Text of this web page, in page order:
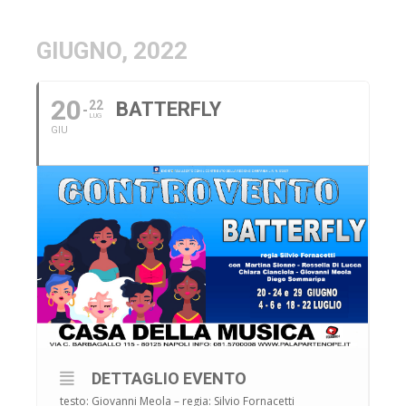
GIUGNO, 2022
20
GIU
22
LUG BATTERFLY
DETTAGLIO EVENTO
testo: Giovanni Meola – regia: Silvio Fornacetti